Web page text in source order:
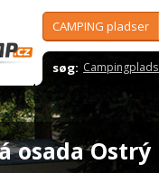
CAMPING pladser
søg:
osada Ostrý